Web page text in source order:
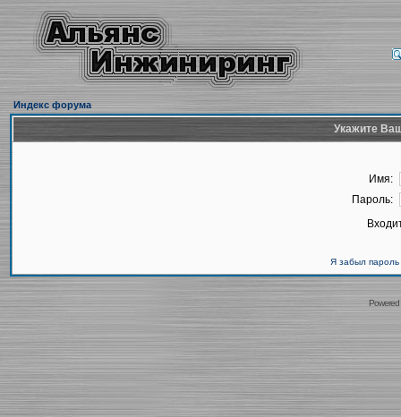
Индекс форума
Укажите
Имя:
Пароль:
Я забыл пароль